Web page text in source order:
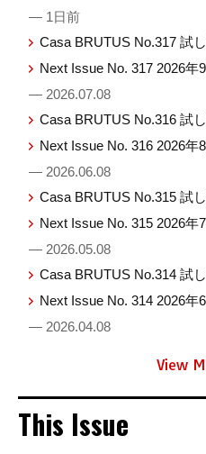
— 1日前
Casa BRUTUS No.317 試
Next Issue No. 317 2026年
— 2026.07.08
Casa BRUTUS No.316 試
Next Issue No. 316 2026年
— 2026.06.08
Casa BRUTUS No.315 試
Next Issue No. 315 2026年
— 2026.05.08
Casa BRUTUS No.314 試
Next Issue No. 314 2026年
— 2026.04.08
View
This Issue